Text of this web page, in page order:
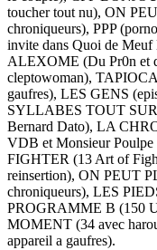
toucher tout nu), ON
chroniqueurs), PPP
invite dans Quoi de Meuf
ALEXOME (Du Pr0n et
cleptowoman),
gaufres), LES GENS
SYLLABES TOUT
Bernard Dato), LA
VDB et Monsieur
FIGHTER (13 Art of
reinsertion), ON PEUT
chroniqueurs), LES
PROGRAMME B (150
MOMENT (34 avec
appareil a gaufres).